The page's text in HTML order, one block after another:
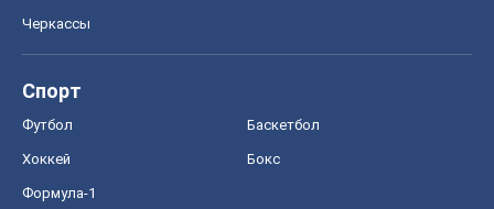
Черкассы
Спорт
Футбол Баскетбол
Хоккей Бокс
Формула-1